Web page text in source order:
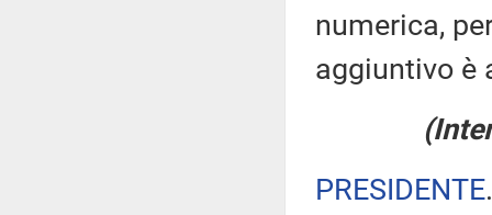
numerica,
aggiuntivo è
PRESIDENTE